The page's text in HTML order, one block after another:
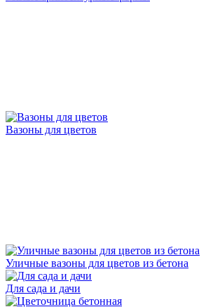
Вазоны для цветов
Уличные вазоны для цветов из бетона
Для сада и дачи